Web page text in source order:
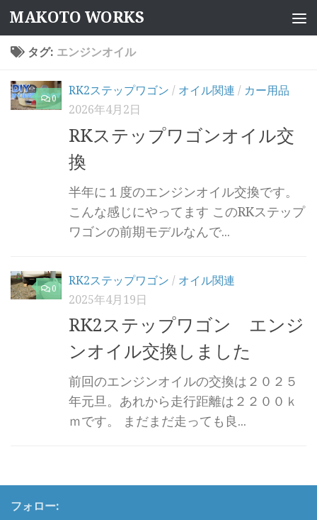
コンテンツへスキップ
MAKOTO WORKS
タグ: エンジンオイル
0
RK2ステップワゴン / オイル関連 / カー用品
2026年4月2日
RKステップワゴンオイル交
換
半年に１度のエンジンオイル交換です。
こんな感じにやってます このRKステップ
ワゴンの前期モデルなんで...
0
RK2ステップワゴン / オイル関連
2025年4月19日
RK2ステップワゴン エンジ
ンオイル交換しました
前回のエンジンオイルの交換は２０２５
年元旦。あれから走行距離は２２００ｋ
ｍです。 まだまだ走っても良...
フォロー: